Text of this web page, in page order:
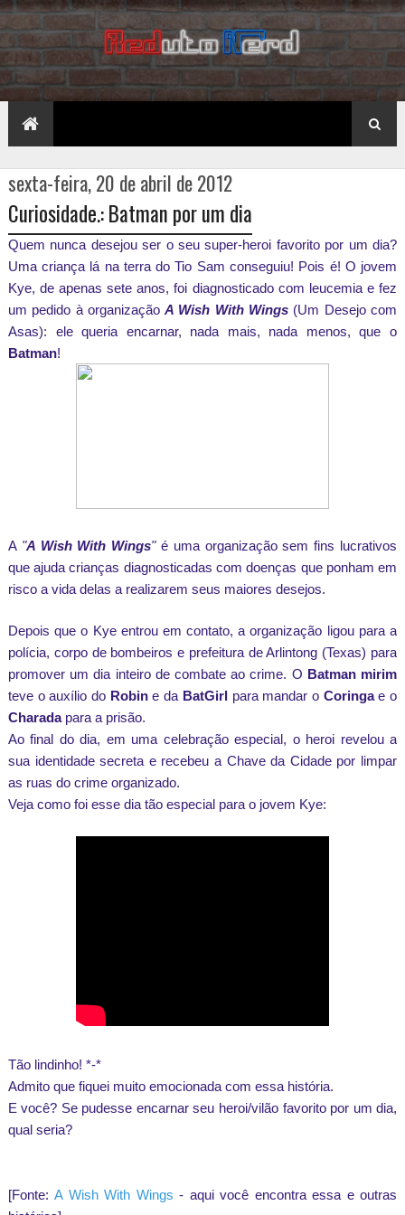
sexta-feira, 20 de abril de 2012
Curiosidade.: Batman por um dia
Quem nunca desejou ser o seu super-heroi favorito por um dia?
Uma criança lá na terra do Tio Sam conseguiu! Pois é! O jovem
Kye, de apenas sete anos, foi diagnosticado com leucemia e fez
um pedido à organizaçãoA Wish With Wings (Um Desejo com
Asas): ele queria encarnar, nada mais, nada menos, que o
Batman!
A "A Wish With Wings"é uma organização sem fins lucrativos
que ajuda crianças diagnosticadas com doenças que ponham em
risco a vida delas a realizarem seus maiores desejos.
Depois que o Kye entrou em contato, a organização ligou para a
polícia, corpo de bombeiros e prefeitura de Arlintong (Texas) para
promover um dia inteiro de combate ao crime. O Batman mirim
teve o auxílio do Robine da BatGirlpara mandar o Coringae o
Charadapara a prisão.
Ao final do dia, em uma celebração especial, o heroi revelou a
sua identidade secreta e recebeu a Chave da Cidade por limpar
as ruas do crime organizado.
Veja como foi esse dia tão especial para o jovem Kye:
Tão lindinho! *-*
Admito que fiquei muito emocionada com essa história.
E você? Se pudesse encarnar seu heroi/vilão favorito por um dia,
qual seria?
[Fonte:A Wish With Wings - aqui você encontra essa e outras